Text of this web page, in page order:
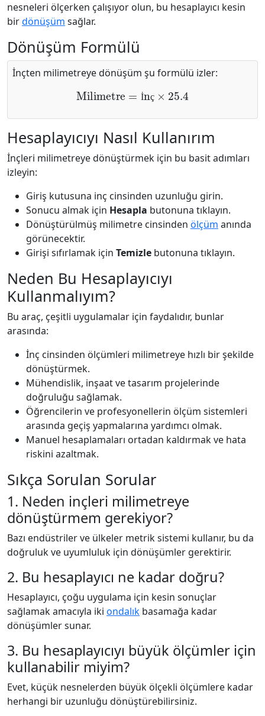
nesneleri ölçerken çalışıyor olun, bu hesaplayıcı kesin
birdönüşüm sağlar.
Dönüşüm Formülü
İnçten milimetreye dönüşüm şu formülü izler:
İ ç
Milimetre= İnç ×25.4
Hesaplayıcıyı Nasıl Kullanırım
İnçleri milimetreye dönüştürmek için bu basit adımları
izleyin:
Giriş kutusuna inç cinsinden uzunluğu girin.
Sonucu almak için Hesapla butonuna tıklayın.
Dönüştürülmüş milimetre cinsinden ölçüm anında
görünecektir.
Girişi sıfırlamak için Temizle butonuna tıklayın.
Neden Bu Hesaplayıcıyı
Kullanmalıyım?
Bu araç, çeşitli uygulamalar için faydalıdır, bunlar
arasında:
İnç cinsinden ölçümleri milimetreye hızlı bir şekilde
dönüştürmek.
Mühendislik, inşaat ve tasarım projelerinde
doğruluğu sağlamak.
Öğrencilerin ve profesyonellerin ölçüm sistemleri
arasında geçiş yapmalarına yardımcı olmak.
Manuel hesaplamaları ortadan kaldırmak ve hata
riskini azaltmak.
Sıkça Sorulan Sorular
1. Neden inçleri milimetreye
dönüştürmem gerekiyor?
Bazı endüstriler ve ülkeler metrik sistemi kullanır, bu da
doğruluk ve uyumluluk için dönüşümler gerektirir.
2. Bu hesaplayıcı ne kadar doğru?
Hesaplayıcı, çoğu uygulama için kesin sonuçlar
sağlamak amacıyla iki ondalık basamağa kadar
dönüşümler sunar.
3. Bu hesaplayıcıyı büyük ölçümler için
kullanabilir miyim?
Evet, küçük nesnelerden büyük ölçekli ölçümlere kadar
herhangi bir uzunluğu dönüştürebilirsiniz.